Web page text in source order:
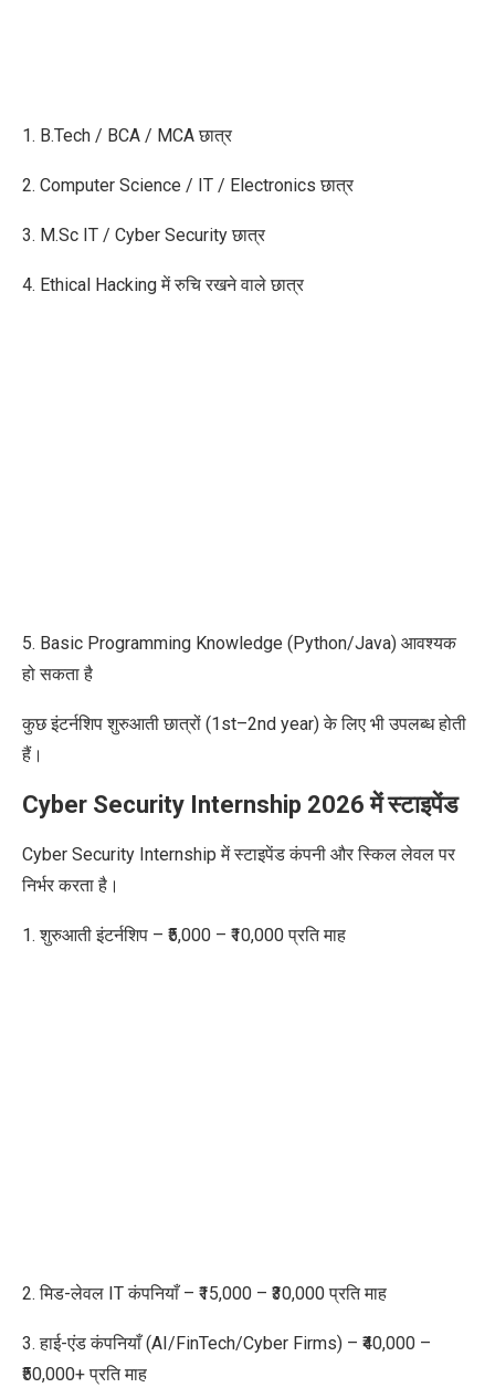
1. B.Tech / BCA / MCA छात्र
2. Computer Science / IT / Electronics छात्र
3. M.Sc IT / Cyber Security छात्र
4. Ethical Hacking में रुचि रखने वाले छात्र
5. Basic Programming Knowledge (Python/Java) आवश्यक
हो सकता है
कुछ इंटर्नशिप शुरुआती छात्रों (1st–2nd year) के लिए भी उपलब्ध होती
हैं।
Cyber Security Internship 2026 में स्टाइपेंड
Cyber Security Internship में स्टाइपेंड कंपनी और स्किल लेवल पर
निर्भर करता है।
1. शुरुआती इंटर्नशिप – ₹5,000 – ₹10,000 प्रति माह
2. मिड-लेवल IT कंपनियाँ – ₹15,000 – ₹30,000 प्रति माह
3. हाई-एंड कंपनियाँ (AI/FinTech/Cyber Firms) – ₹40,000 –
₹50,000+ प्रति माह